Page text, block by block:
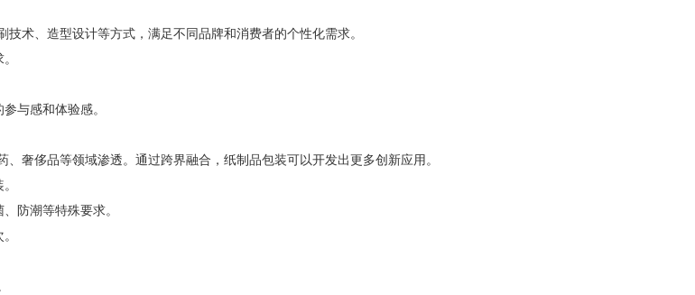
术、造型设计等方式，满足不同品牌和消费者的个性化需求。
与感和体验感。
奢侈品等领域渗透。通过跨界融合，纸制品包装可以开发出更多创新应用。
防潮等特殊要求。